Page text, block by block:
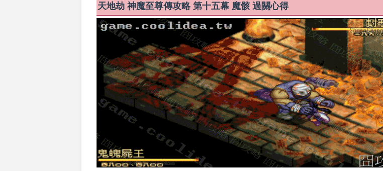
天地劫 神魔至尊傳攻略 第十五幕 魔骸 過關心得